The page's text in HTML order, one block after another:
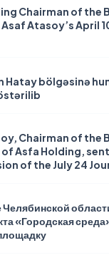
Chairman of the
Atasoy’s April
Hatay bölgəsinə
Chairman of the
Asfa Holding,
of the July 24
Челябинской
«Городская